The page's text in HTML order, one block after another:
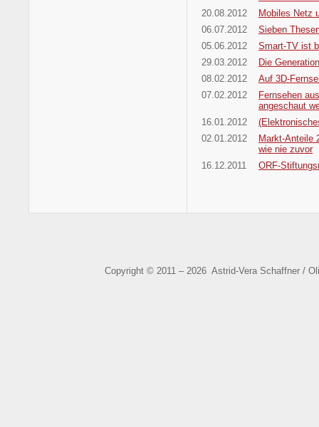
20.08.2012
Mobiles Netz
06.07.2012
Sieben
05.06.2012
Smart-TV ist
29.03.2012
Die
08.02.2012
Auf 3D-
07.02.2012
Fernsehen
angeschaut
16.01.2012
02.01.2012
Markt-Anteile
wie nie zuvor
16.12.2011
ORF-
Copyright © 2011 – 2026 Astrid-Vera Schaffner /